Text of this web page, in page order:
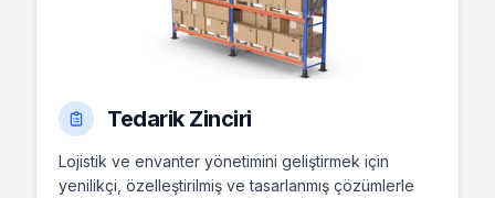
Tedarik Zinciri
Lojistik ve envanter yönetimini geliştirmek için
yenilikçi, özelleştirilmiş ve tasarlanmış çözümlerle